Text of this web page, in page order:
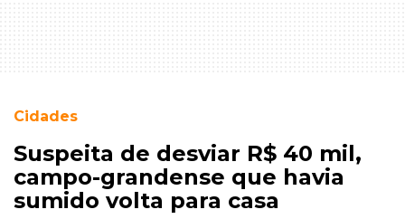
Cidades
Suspeita de desviar R$ 40 mil,
campo-grandense que havia
sumido volta para casa